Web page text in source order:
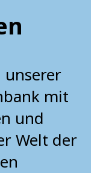
unserer
mit
und
Welt der